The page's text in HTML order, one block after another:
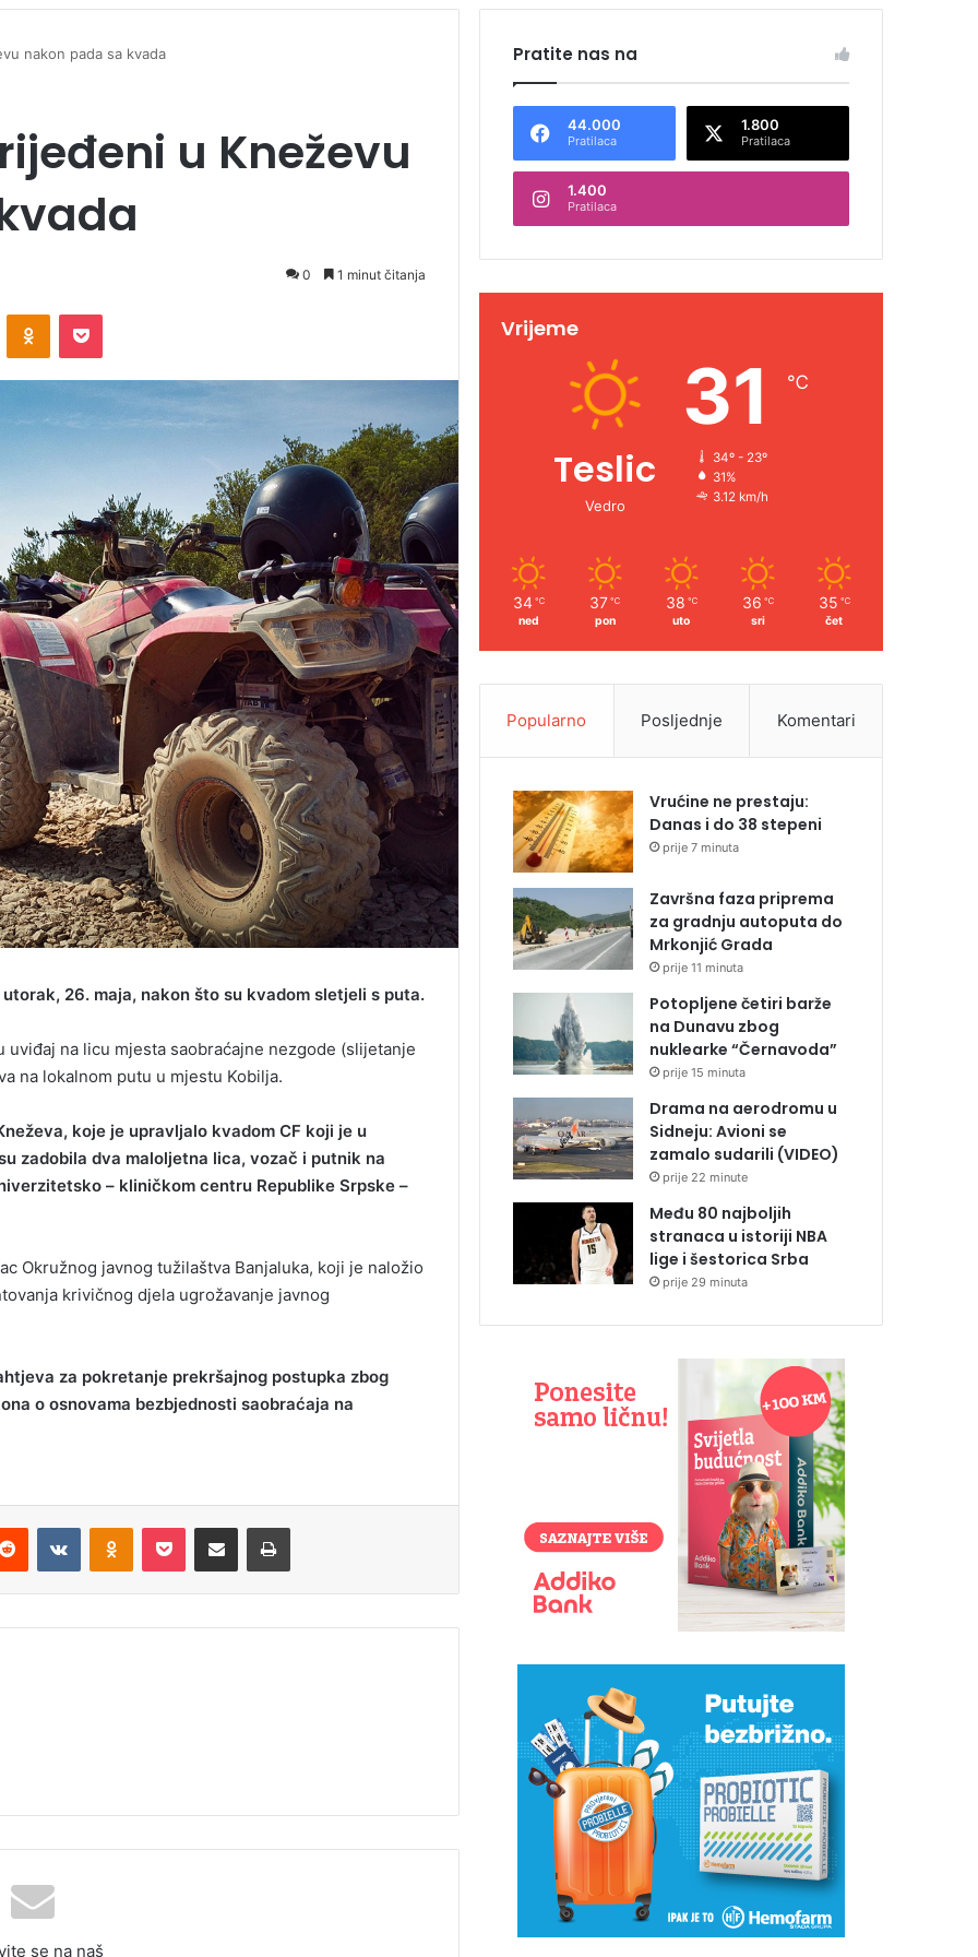
nakon pada sa kvada
u Kneževu
0 1 minut čitanja
26. maja, nakon što su kvadom sletjeli s puta.
na licu mjesta saobraćajne nezgode (slijetanje
na lokalnom putu u mjestu Kobilja.
koje je upravljalo kvadom CF koji je u
zadobila dva maloljetna lica, vozač i putnik na
– kliničkom centru Republike Srpske –
Okružnog javnog tužilaštva Banjaluka, koji je naložio
krivičnog djela ugrožavanje javnog
za pokretanje prekršajnog postupka zbog
o osnovama bezbjednosti saobraćaja na
se na naš
Pratite nas na
44.000
Pratilaca
1.800
Pratilaca
1.400
Pratilaca
Vrijeme
Teslic
Vedro
31 ℃
34º - 23º
31%
3.12 km/h
34 ℃
ned
37 ℃
pon
38 ℃
uto
36 ℃
sri
35 ℃
čet
Popularno Posljednje Komentari
Vrućine ne prestaju:
Danas i do 38 stepeni
prije 7 minuta
Završna faza priprema
za gradnju autoputa do
Mrkonjić Grada
prije 11 minuta
Potopljene četiri barže
na Dunavu zbog
nuklearke “Černavoda”
prije 15 minuta
Drama na aerodromu u
Sidneju: Avioni se
zamalo sudarili (VIDEO)
prije 22 minute
Među 80 najboljih
stranaca u istoriji NBA
lige i šestorica Srba
prije 29 minuta